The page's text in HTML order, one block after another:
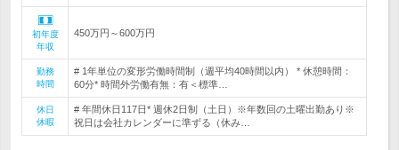
初年度
年収
450万円～600万円
勤務
時間
# 1年単位の変形労働時間制（週平均40時間以内） * 休憩時間：
60分* 時間外労働有無：有＜標準…
休日
休暇
# 年間休日117日* 週休2日制（土日）※年数回の土曜出勤あり※
祝日は会社カレンダーに準ずる（休み…